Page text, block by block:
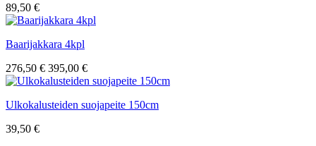
89,50 €
Baarijakkara 4kpl
276,50 € 395,00 €
Ulkokalusteiden suojapeite 150cm
39,50 €